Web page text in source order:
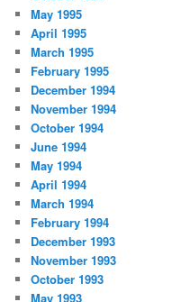
May 1995
April 1995
March 1995
February 1995
December 1994
November 1994
October 1994
June 1994
May 1994
April 1994
March 1994
February 1994
December 1993
November 1993
October 1993
May 1993